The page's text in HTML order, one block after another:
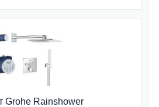
Grohe Rainshower